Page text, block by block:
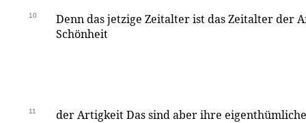
10
Denn das jetzige Zeitalter ist das Zeitalter der
Schönheit
11 der Artigkeit Das sind aber ihre